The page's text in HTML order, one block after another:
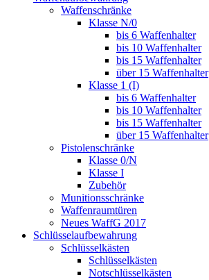
Waffenschränke
Klasse N/0
bis 6 Waffenhalter
bis 10 Waffenhalter
bis 15 Waffenhalter
über 15 Waffenhalter
Klasse 1 (I)
bis 6 Waffenhalter
bis 10 Waffenhalter
bis 15 Waffenhalter
über 15 Waffenhalter
Pistolenschränke
Klasse 0/N
Klasse I
Zubehör
Munitionsschränke
Waffenraumtüren
Neues WaffG 2017
Schlüsselaufbewahrung
Schlüsselkästen
Schlüsselkästen
Notschlüsselkästen